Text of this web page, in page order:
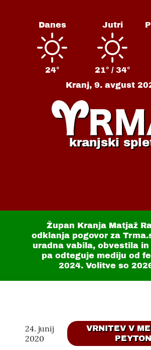
Danes
24°
Jutri
21° / 34°
Kranj, 9. avgust
kranjski
Župan Kranja Matjaž
odklanja pogovor za
uradna vabila, obvestila
pa odteguje mediju od
2024. Volitve so
24. junij
2020
VRNITEV V